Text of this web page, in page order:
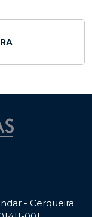
- Cerqueira